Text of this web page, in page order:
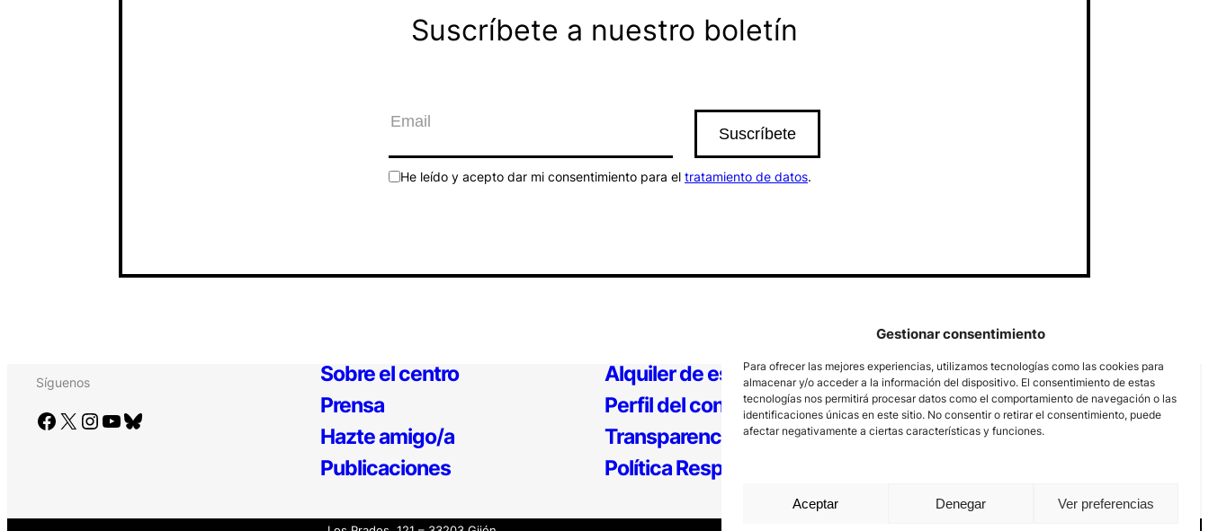
Gestionar consentimiento
Para ofrecer las mejores experiencias, utilizamos tecnologías como las cookies para
almacenar y/o acceder a la información del dispositivo. El consentimiento de estas
tecnologías nos permitirá procesar datos como el comportamiento de navegación o las
identificaciones únicas en este sitio. No consentir o retirar el consentimiento, puede
afectar negativamente a ciertas características y funciones.
Aceptar Denegar Ver preferencias
Suscríbete a nuestro boletín
He leído y acepto dar mi consentimiento para el tratamiento de datos.
Síguenos
Facebook X Instagram YouTube Bluesky
Sobre el centro
Prensa
Hazte amigo/a
Publicaciones
Alquiler de espacios
Perfil del contratante
Transparencia
Política Responsable